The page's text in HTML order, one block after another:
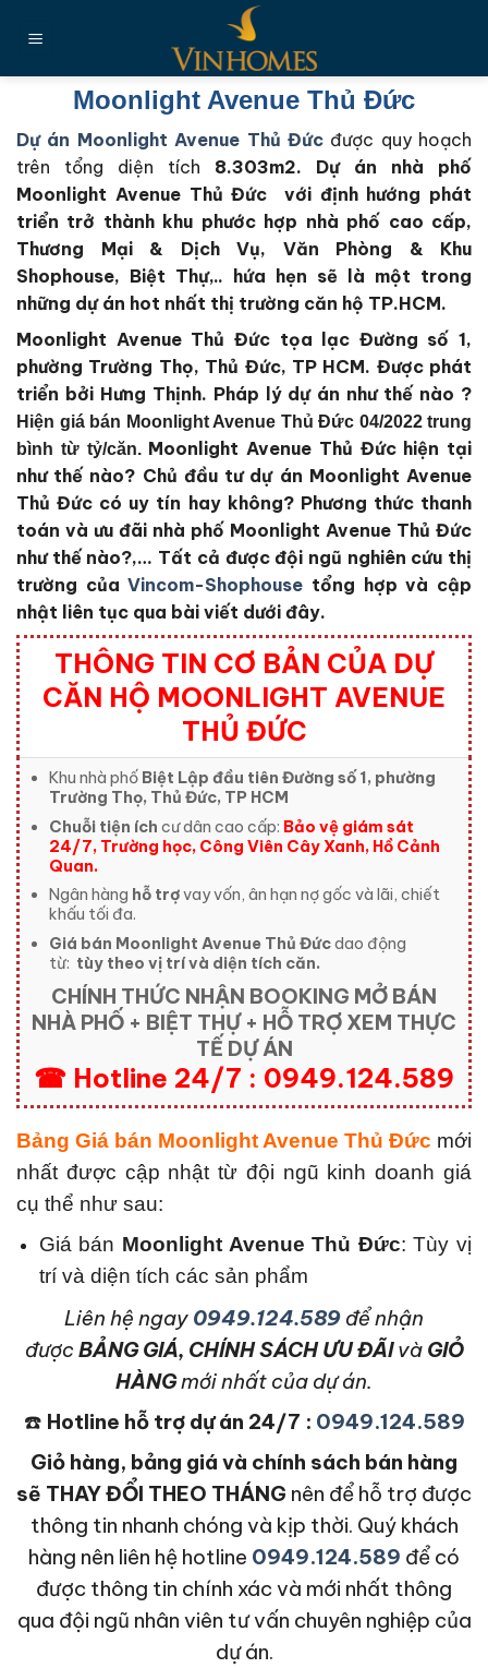
đến
Moonlight Avenue Thủ Đức
Dự án Moonlight Avenue Thủ Đức được quy hoạch
trên tổng diện tích 8.303m2. Dự án nhà phố
Moonlight Avenue Thủ Đức với định hướng phát
triển trở thành khu phước hợp nhà phố cao cấp,
Thương Mại & Dịch Vụ, Văn Phòng & Khu
Shophouse, Biệt Thự,.. hứa hẹn sẽ là một trong
những dự án hot nhất thị trường căn hộ TP.HCM.
Moonlight Avenue Thủ Đức tọa lạc Đường số 1,
phường Trường Thọ, Thủ Đức, TP HCM. Được phát
triển bởi Hưng Thịnh. Pháp lý dự án như thế nào ?
Hiện giá bán Moonlight Avenue Thủ Đức 04/2022 trung
bình từ tỷ/căn. Moonlight Avenue Thủ Đức hiện tại
như thế nào? Chủ đầu tư dự án Moonlight Avenue
Thủ Đức có uy tín hay không? Phương thức thanh
toán và ưu đãi nhà phố Moonlight Avenue Thủ Đức
như thế nào?,… Tất cả được đội ngũ nghiên cứu thị
trường của Vincom-Shophouse tổng hợp và cập
nhật liên tục qua bài viết dưới đây.
THÔNG TIN CƠ BẢN CỦA DỰ
CĂN HỘ MOONLIGHT AVENUE
THỦ ĐỨC
Khu nhà phố Biệt Lập đầu tiên Đường số 1, phường
Trường Thọ, Thủ Đức, TP HCM
Chuỗi tiện ích cư dân cao cấp: Bảo vệ giám sát
24/7, Trường học, Công Viên Cây Xanh, Hồ Cảnh
Quan.
Ngân hàng hỗ trợvay vốn, ân hạn nợ gốc và lãi, chiết
khấu tối đa.
Giá bán Moonlight Avenue Thủ Đứcdao động
từ: tùy theo vị trí và diện tích căn.
CHÍNH THỨC NHẬN BOOKING MỞ BÁN
NHÀ PHỐ + BIỆT THỰ + HỖ TRỢ XEM THỰC
TẾ DỰ ÁN
☎ Hotline 24/7 : 0949.124.589
Bảng Giá bán Moonlight Avenue Thủ Đức mới
nhất được cập nhật từ đội ngũ kinh doanh giá
cụ thể như sau:
Giá bán Moonlight Avenue Thủ Đức: Tùy vị
trí và diện tích các sản phẩm
Liên hệ ngay 0949.124.589 để nhận
được BẢNG GIÁ, CHÍNH SÁCH ƯU ĐÃIvàGIỎ
HÀNGmới nhất của dự án.
☎️ Hotline hỗ trợ dự án 24/7 : 0949.124.589
Giỏ hàng, bảng giá và chính sách bán hàng
sẽ THAY ĐỔI THEO THÁNG nên để hỗ trợ được
thông tin nhanh chóng và kịp thời. Quý khách
hàng nên liên hệ hotline 0949.124.589 để có
được thông tin chính xác và mới nhất thông
qua đội ngũ nhân viên tư vấn chuyên nghiệp của
dự án.